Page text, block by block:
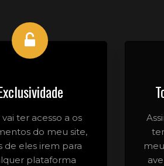
vai ter acesso a os
do meu site,
de eles irem para
plataforma